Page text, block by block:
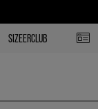
SIZEERCLUB